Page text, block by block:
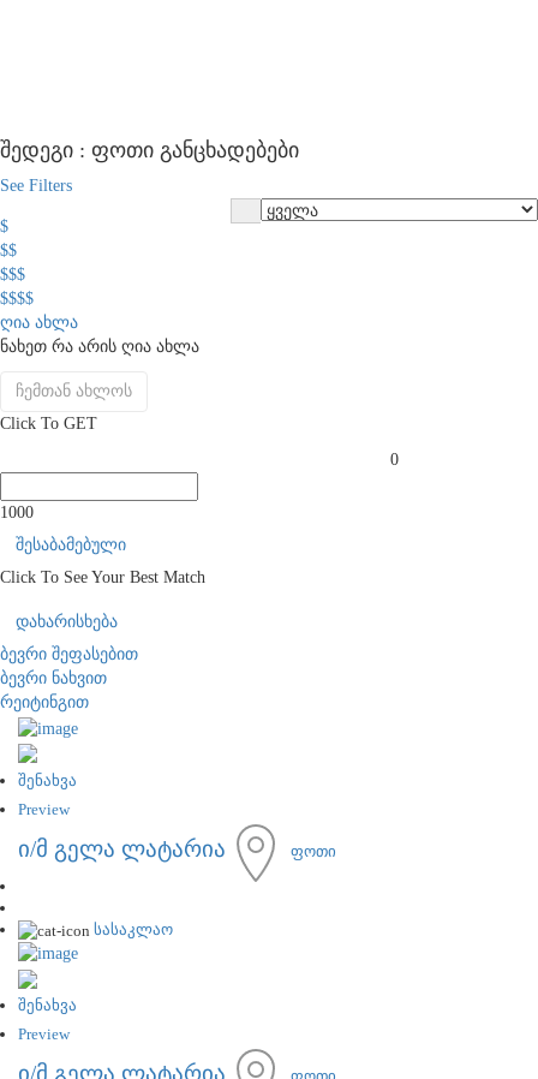
შედეგი : ფოთი განცხადებები
See Filters
$
$$
$$$
$$$$
ღია ახლა
ნახეთ რა არის ღია ახლა
ჩემთან ახლოს
Click To GET
0
1000
შესაბამებული
Click To See Your Best Match
დახარისხება
ბევრი შეფასებით
ბევრი ნახვით
რეიტინგით
შენახვა
Preview
ი/მ გელა ლატარია
სასაკლაო
ფოთი
შენახვა
Preview